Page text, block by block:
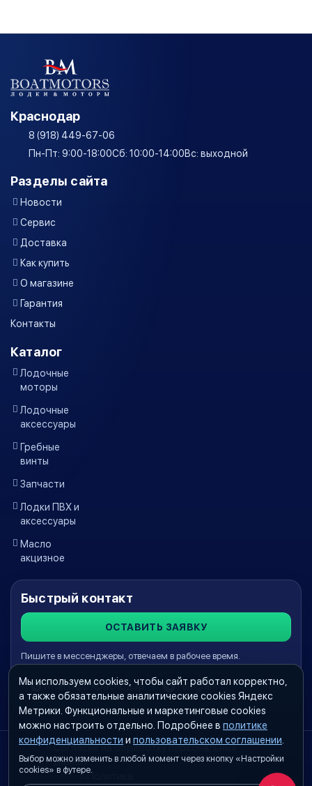
Краснодар
8 (918) 449-67-06
Пн-Пт: 9:00-18:00Сб: 10:00-14:00Вс: выходной
Разделы сайта
Новости
Сервис
Доставка
Как купить
О магазине
Гарантия
Контакты
Каталог
Лодочные
моторы
Лодочные
аксессуары
Гребные
винты
Запчасти
Лодки ПВХ и
аксессуары
Масло
акцизное
Быстрый контакт
ОСТАВИТЬ ЗАЯВКУ
Пишите в мессенджеры, отвечаем в рабочее время.
WhatsApp Краснодар Telegram
Согласие на обработку персональных
данных
Политика
Мы используем cookies, чтобы сайт работал корректно,
а также обязательные аналитические cookies Яндекс
Метрики. Функциональные и маркетинговые cookies
можно настроить отдельно. Подробнее в политике
конфиденциальности и пользовательском соглашении
Выбор можно изменить в любой момент через кнопку «Настройки
cookies» в футере.